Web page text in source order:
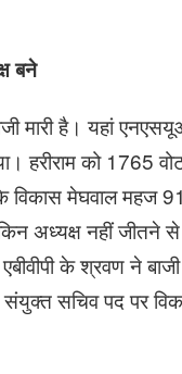
बने
है। यहां
हरीराम को 1765
के विकास मेघवाल
अध्यक्ष नहीं जीतने
के श्रवण ने
सचिव पद पर